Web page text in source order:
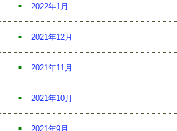
2022年1月
2021年12月
2021年11月
2021年10月
2021年9月